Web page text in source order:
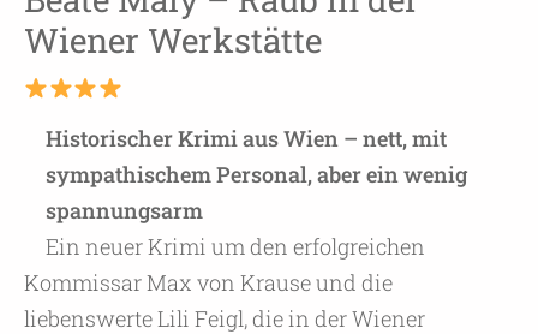
Wiener Werkstätte
Historischer Krimi aus Wien – nett, mit
sympathischem Personal, aber ein wenig
spannungsarm
Ein neuer Krimi um den erfolgreichen
Kommissar Max von Krause und die
liebenswerte Lili Feigl, die in der Wiener